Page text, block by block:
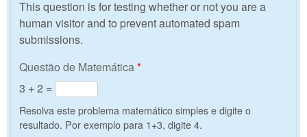
This question is for testing whether or not you are a
human visitor and to prevent automated spam
submissions.
Questão de Matemática *
3 + 2 =
Resolva este problema matemático simples e digite o
resultado. Por exemplo para 1+3, digite 4.